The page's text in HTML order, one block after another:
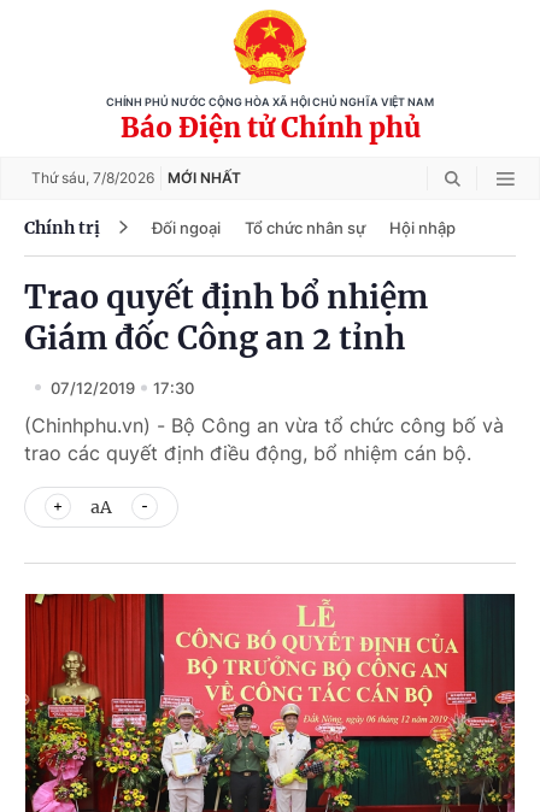
CHÍNH PHỦ NƯỚC CỘNG HÒA XÃ HỘI CHỦ NGHĨA VIỆT NAM
Báo Điện tử Chính phủ
Thứ sáu, 7/8/2026 MỚI NHẤT
Chính trị Đối ngoại Tổ chức nhân sự Hội nhập
Trao quyết định bổ nhiệm
Giám đốc Công an 2 tỉnh
07/12/2019 17:30
(Chinhphu.vn) - Bộ Công an vừa tổ chức công bố và
trao các quyết định điều động, bổ nhiệm cán bộ.
aA